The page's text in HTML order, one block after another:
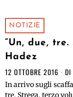
NOTIZIE
“Un, due,
Hadez
12 OTTOBRE 2016 DI
In arrivo sugli